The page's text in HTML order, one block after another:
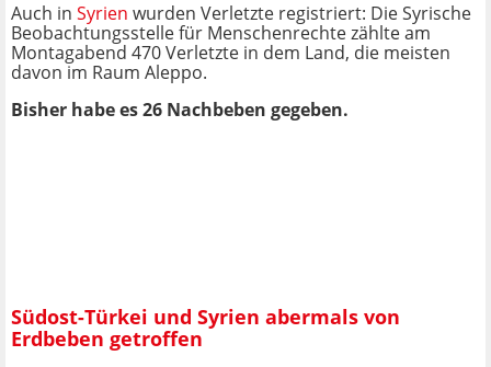
Auch in Syrien wurden Verletzte registriert: Die Syrische
Beobachtungsstelle für Menschenrechte zählte am
Montagabend 470 Verletzte in dem Land, die meisten
davon im Raum Aleppo.
Bisher habe es 26 Nachbeben gegeben.
Südost-Türkei und Syrien abermals von
Erdbeben getroffen